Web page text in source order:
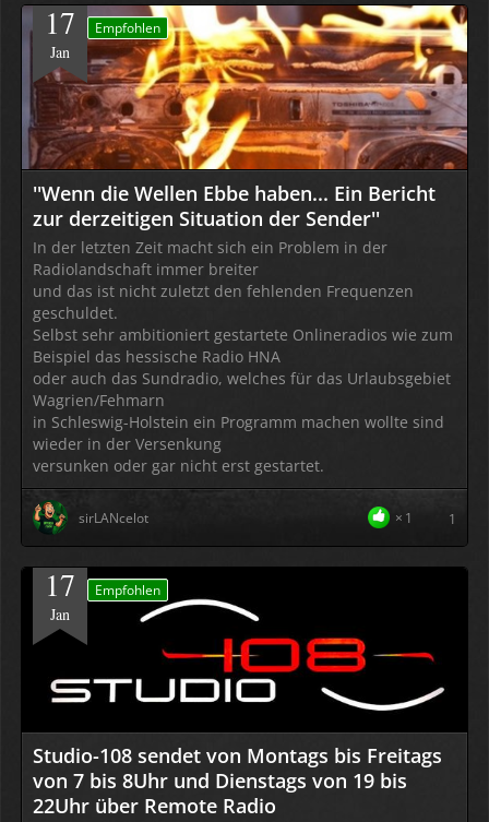
Empfohlen
17
Jan
''Wenn die Wellen Ebbe haben... Ein Bericht
zur derzeitigen Situation der Sender''
In der letzten Zeit macht sich ein Problem in der
Radiolandschaft immer breiter
und das ist nicht zuletzt den fehlenden Frequenzen
geschuldet.
Selbst sehr ambitioniert gestartete Onlineradios wie zum
Beispiel das hessische Radio HNA
oder auch das Sundradio, welches für das Urlaubsgebiet
Wagrien/Fehmarn
in Schleswig-Holstein ein Programm machen wollte sind
wieder in der Versenkung
versunken oder gar nicht erst gestartet.
sirLANcelot 1 1
Empfohlen
17
Jan
Studio-108 sendet von Montags bis Freitags
von 7 bis 8Uhr und Dienstags von 19 bis
22Uhr über Remote Radio